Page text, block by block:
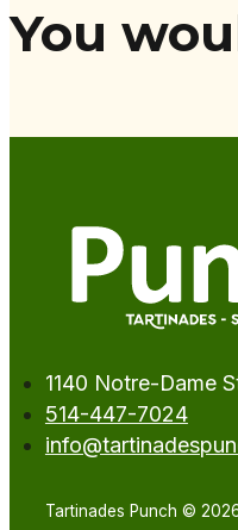
You
1140 Notre-Dame
514-447-7024
Tartinades Punch ©